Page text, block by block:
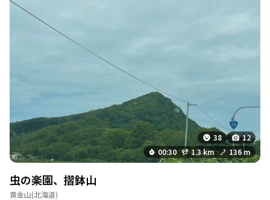
38
12
00:30
1.3 km 136 m
虫の楽園、摺鉢山
黄金山(北海道)